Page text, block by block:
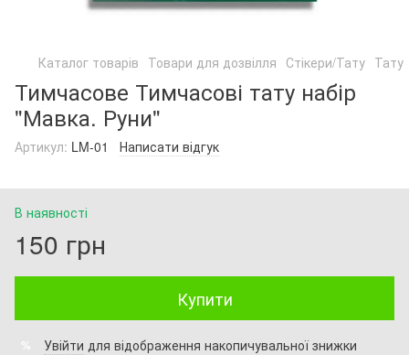
Каталог товарів Товари для дозвілля Стікери/Тату Тату
Тимчасове Тимчасові тату набір
"Мавка. Руни"
Артикул: LM-01 Написати відгук
В наявності
150 грн
Купити
% Увійти для відображення накопичувальної знижки